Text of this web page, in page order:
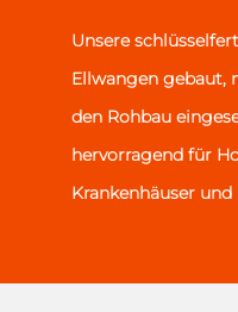
Unsere
Ellwangen gebaut,
den Rohbau
hervorragend für
Krankenhäuser und